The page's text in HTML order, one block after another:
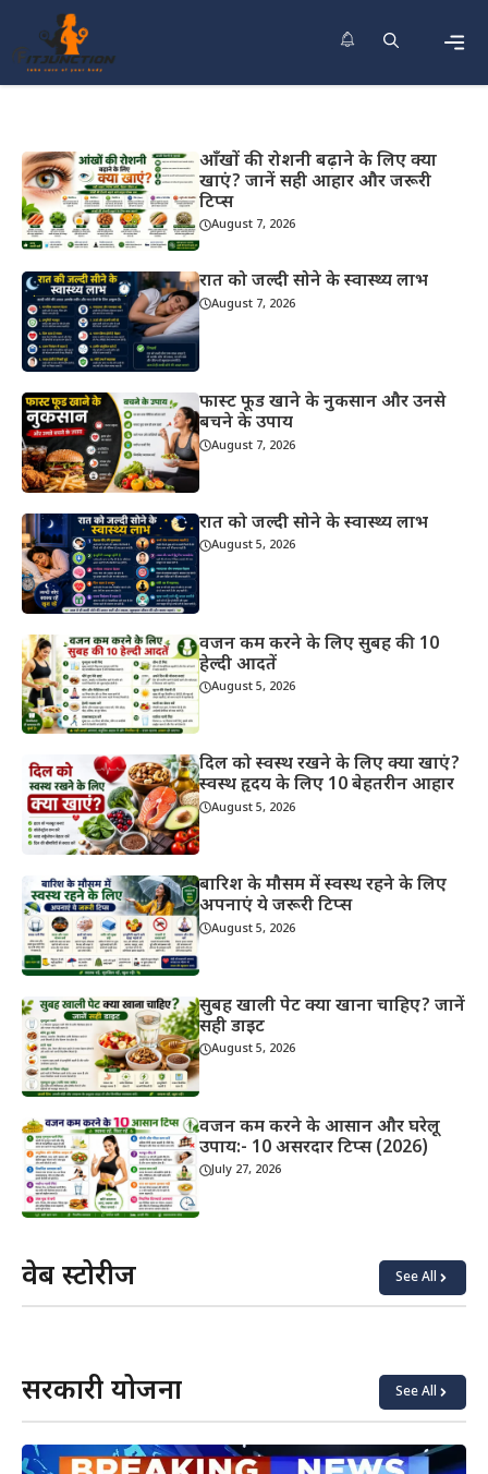
content
आँखों की रोशनी बढ़ाने के लिए क्या
खाएं? जानें सही आहार और जरूरी
टिप्स
August 7, 2026
रात को जल्दी सोने के स्वास्थ्य लाभ
August 7, 2026
फास्ट फूड खाने के नुकसान और उनसे
बचने के उपाय
August 7, 2026
रात को जल्दी सोने के स्वास्थ्य लाभ
August 5, 2026
वजन कम करने के लिए सुबह की 10
हेल्दी आदतें
August 5, 2026
दिल को स्वस्थ रखने के लिए क्या खाएं?
स्वस्थ हृदय के लिए 10 बेहतरीन आहार
August 5, 2026
बारिश के मौसम में स्वस्थ रहने के लिए
अपनाएं ये जरूरी टिप्स
August 5, 2026
सुबह खाली पेट क्या खाना चाहिए? जानें
सही डाइट
August 5, 2026
वजन कम करने के आसान और घरेलू
उपाय:- 10 असरदार टिप्स (2026)
July 27, 2026
वेब स्टोरीज See All
अंतर
जानिए!
सरकारी योजना See All